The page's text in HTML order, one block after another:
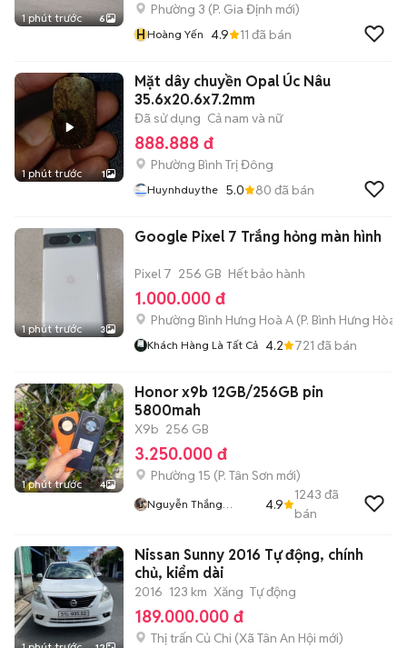
1 phút trước 6
Phường 3 (P. Gia Định mới)
HHoàng Yến 4.9 11 đã bán
1 phút trước 1
Mặt dây chuyền Opal Úc Nâu
35.6x20.6x7.2mm
Đã sử dụng Cả nam và nữ
888.888 đ
Phường Bình Trị Đông
Huynhduythe 5.0 80 đã bán
1 phút trước 3
Google Pixel 7 Trắng hỏng màn hình
Pixel 7 256 GB Hết bảo hành
1.000.000 đ
Phường Bình Hưng Hoà A (P. Bình Hưng Hòa
Khách Hàng Là Tất Cả 4.2 721 đã bán
1 phút trước 4
Honor x9b 12GB/256GB pin
5800mah
X9b 256 GB
3.250.000 đ
Phường 15 (P. Tân Sơn mới)
Nguyễn Thắng
4.9
1243 đã
bán
Nissan Sunny 2016 Tự động, chính
chủ, kiểm dài
2016 123 km Xăng Tự động
189.000.000 đ
Thị trấn Củ Chi (Xã Tân An Hội mới)